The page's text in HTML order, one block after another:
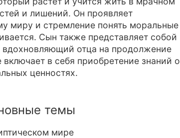
и лишений. Он проявляет
миру и стремление понять моральные
Сын также представляет собой
отца на продолжение
в себя приобретение знаний о
ценностях.
темы
мире